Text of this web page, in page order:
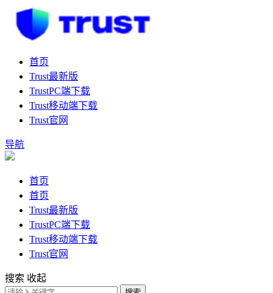
首页
Trust最新版
TrustPC端下载
Trust移动端下载
Trust官网
导航
首页
首页
Trust最新版
TrustPC端下载
Trust移动端下载
Trust官网
搜索 收起